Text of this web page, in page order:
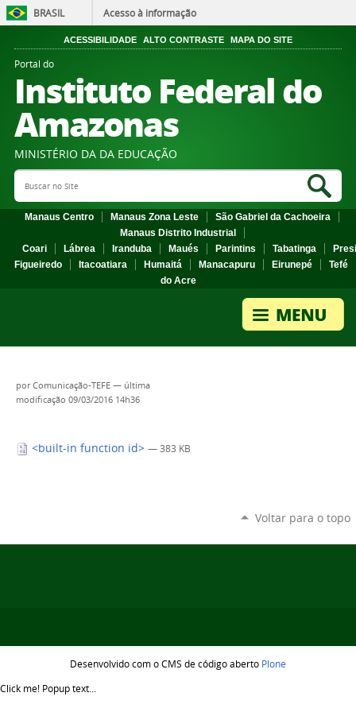
BRASIL Acesso à informação
ACESSIBILIDADE ALTO CONTRASTE MAPA DO SITE
Portal do
Instituto Federal do
Amazonas
MINISTÉRIO DA DA EDUCAÇÃO
Search Site
Manaus Centro Manaus Zona Leste
São Gabriel da Cachoeira
Manaus Distrito Industrial
Coari
Lábrea Iranduba Maués Parintins Tabatinga
Figueiredo
Itacoatiara Humaitá Manacapuru Eirunepé
Tefé
do Acre
porComunicação-TEFE — última
modificação 09/03/2016 14h36
<built-in function id> — 383 KB
Voltar para o topo
Desenvolvido com o CMS de código aberto Plone
Click me! Popup text...